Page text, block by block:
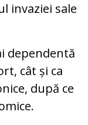
invaziei sale
dependentă
cât și ca
după ce